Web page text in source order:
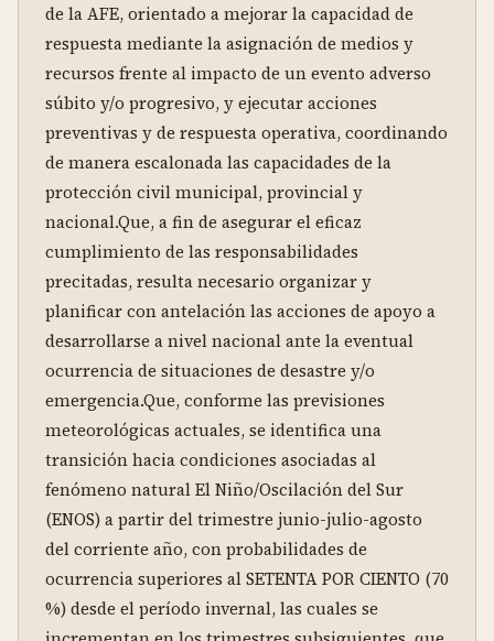
de la AFE, orientado a mejorar la capacidad de
respuesta mediante la asignación de medios y
recursos frente al impacto de un evento adverso
súbito y/o progresivo, y ejecutar acciones
preventivas y de respuesta operativa, coordinando
de manera escalonada las capacidades de la
protección civil municipal, provincial y
nacional.Que, a fin de asegurar el eficaz
cumplimiento de las responsabilidades
precitadas, resulta necesario organizar y
planificar con antelación las acciones de apoyo a
desarrollarse a nivel nacional ante la eventual
ocurrencia de situaciones de desastre y/o
emergencia.Que, conforme las previsiones
meteorológicas actuales, se identifica una
transición hacia condiciones asociadas al
fenómeno natural El Niño/Oscilación del Sur
(ENOS) a partir del trimestre junio-julio-agosto
del corriente año, con probabilidades de
ocurrencia superiores al SETENTA POR CIENTO (70
%) desde el período invernal, las cuales se